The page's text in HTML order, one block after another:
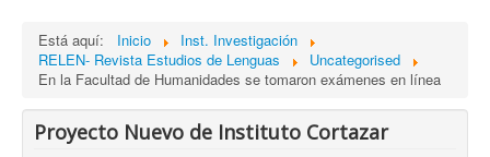
Está aquí: Inicio
Inst. Investigación
RELEN- Revista Estudios de Lenguas
Uncategorised
En la Facultad de Humanidades se tomaron exámenes en línea
Proyecto Nuevo de Instituto Cortazar